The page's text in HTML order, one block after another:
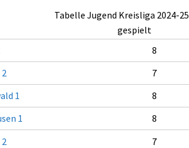
Tabelle Jugend Kreisliga 2024-25
gespielt
8
7
1 8
1 8
7